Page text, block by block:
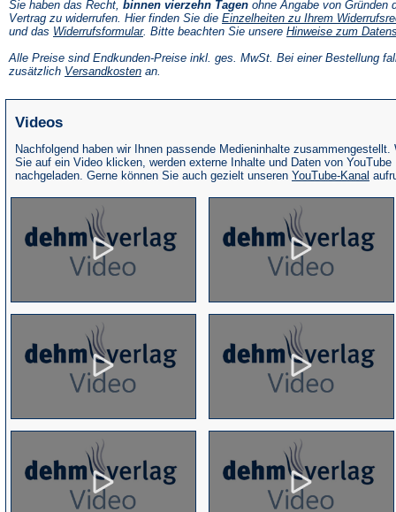
Sie haben das Recht, binnen vierzehn Tagen ohne Angabe von Gründen
Vertrag zu widerrufen. Hier finden Sie die Einzelheiten zu Ihrem
und das Widerrufsformular(Öffnet
einem
neuen
. Bitte beachten Sie unsere Hinweise zum
Alle Preise sind Endkunden-Preise inkl. ges. MwSt. Bei einer Bestellung
zusätzlich Versandkosten(Öffnet
an.
Videos
Nachfolgend haben wir Ihnen passende Medieninhalte zusammengestellt.
Sie auf ein Video klicken, werden externe Inhalte und Daten von YouTube
nachgeladen. Gerne können Sie auch gezielt unseren YouTube-Kanal